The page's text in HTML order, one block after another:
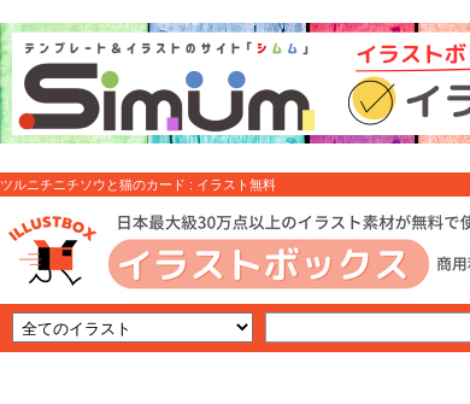
ツルニチニチソウと猫のカード : イラスト無料